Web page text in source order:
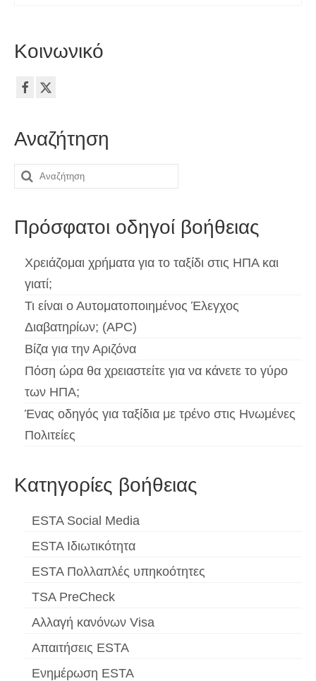
Κοινωνικό
Αναζήτηση
Αναζήτηση
Πρόσφατοι οδηγοί βοήθειας
Χρειάζομαι χρήματα για το ταξίδι στις ΗΠΑ και
γιατί;
Τι είναι ο Αυτοματοποιημένος Έλεγχος
Διαβατηρίων; (APC)
Βίζα για την Αριζόνα
Πόση ώρα θα χρειαστείτε για να κάνετε το γύρο
των ΗΠΑ;
Ένας οδηγός για ταξίδια με τρένο στις Ηνωμένες
Πολιτείες
Κατηγορίες βοήθειας
ESTA Social Media
ESTA Ιδιωτικότητα
ESTA Πολλαπλές υπηκοότητες
TSA PreCheck
Αλλαγή κανόνων Visa
Απαιτήσεις ESTA
Ενημέρωση ESTA